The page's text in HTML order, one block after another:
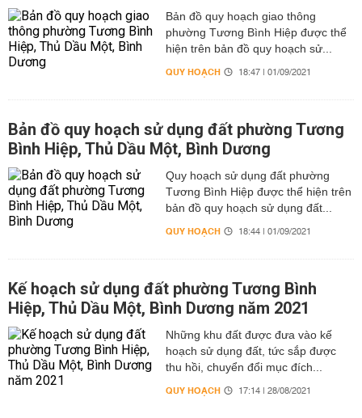
Bản đồ quy hoạch giao thông
phường Tương Bình Hiệp được thể
hiện trên bản đồ quy hoạch sử...
QUY HOẠCH 18:47 | 01/09/2021
Bản đồ quy hoạch sử dụng đất phường Tương
Bình Hiệp, Thủ Dầu Một, Bình Dương
Quy hoạch sử dụng đất phường
Tương Bình Hiệp được thể hiện trên
bản đồ quy hoạch sử dụng đất...
QUY HOẠCH 18:44 | 01/09/2021
Kế hoạch sử dụng đất phường Tương Bình
Hiệp, Thủ Dầu Một, Bình Dương năm 2021
Những khu đất được đưa vào kế
hoạch sử dụng đất, tức sắp được
thu hồi, chuyển đổi mục đích...
QUY HOẠCH 17:14 | 28/08/2021